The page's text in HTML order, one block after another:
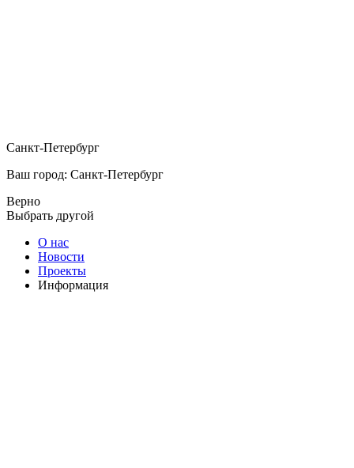
Санкт-Петербург
Ваш город: Санкт-Петербург
Верно
Выбрать другой
О нас
Новости
Проекты
Информация